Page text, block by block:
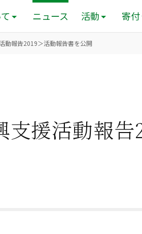
ニュース 活動 寄付
動報告2019＞活動報告書を公開
支援活動報告